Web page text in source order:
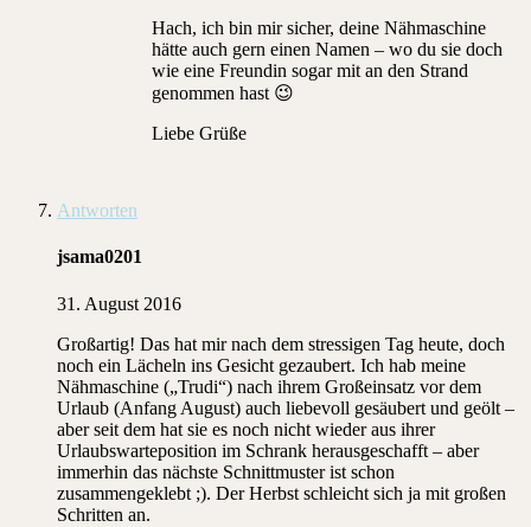
Hach, ich bin mir sicher, deine Nähmaschine
hätte auch gern einen Namen – wo du sie doch
wie eine Freundin sogar mit an den Strand
genommen hast 😉
Liebe Grüße
Antworten
jsama0201
31. August 2016
Großartig! Das hat mir nach dem stressigen Tag heute, doch
noch ein Lächeln ins Gesicht gezaubert. Ich hab meine
Nähmaschine („Trudi“) nach ihrem Großeinsatz vor dem
Urlaub (Anfang August) auch liebevoll gesäubert und geölt –
aber seit dem hat sie es noch nicht wieder aus ihrer
Urlaubswarteposition im Schrank herausgeschafft – aber
immerhin das nächste Schnittmuster ist schon
zusammengeklebt ;). Der Herbst schleicht sich ja mit großen
Schritten an.